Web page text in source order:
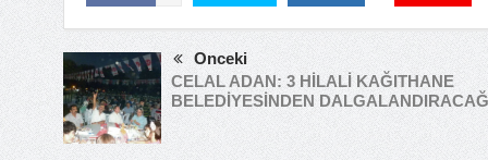
Önceki
CELAL ADAN: 3 HİLALİ KAĞITHANE
BELEDİYESİNDEN